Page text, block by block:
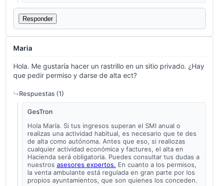
Responder
Maria
Hola. Me gustaría hacer un rastrillo en un sitio privado. ¿Hay
que pedir permiso y darse de alta ect?
Respuestas (1)
GesTron
Hola María. Si tus ingresos superan el SMI anual o
realizas una actividad habitual, es necesario que te des
de alta como autónoma. Antes que eso, si realiozas
cualquier actividad económica y factures, el alta en
Hacienda será obligatoria. Puedes consultar tus dudas a
nuestros asesores expertos. En cuanto a los permisos,
la venta ambulante está regulada en gran parte por los
propios ayuntamientos, que son quienes los conceden.